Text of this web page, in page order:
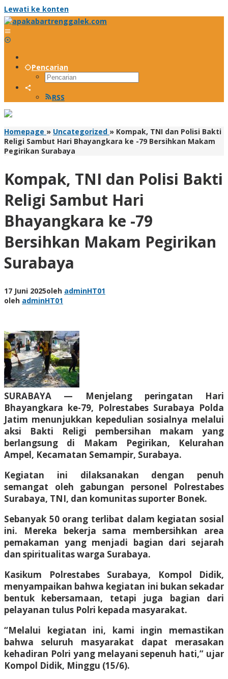
Lewati ke konten
Pencarian
RSS
Homepage » Uncategorized » Kompak, TNI dan Polisi Bakti
Religi Sambut Hari Bhayangkara ke -79 Bersihkan Makam
Pegirikan Surabaya
Kompak, TNI dan Polisi Bakti
Religi Sambut Hari
Bhayangkara ke -79
Bersihkan Makam Pegirikan
Surabaya
17 Juni 2025oleh adminHT01
oleh adminHT01
SURABAYA — Menjelang peringatan Hari
Bhayangkara ke-79, Polrestabes Surabaya Polda
Jatim menunjukkan kepedulian sosialnya melalui
aksi Bakti Religi pembersihan makam yang
berlangsung di Makam Pegirikan, Kelurahan
Ampel, Kecamatan Semampir, Surabaya.
Kegiatan ini dilaksanakan dengan penuh
semangat oleh gabungan personel Polrestabes
Surabaya, TNI, dan komunitas suporter Bonek.
Sebanyak 50 orang terlibat dalam kegiatan sosial
ini. Mereka bekerja sama membersihkan area
pemakaman yang menjadi bagian dari sejarah
dan spiritualitas warga Surabaya.
Kasikum Polrestabes Surabaya, Kompol Didik,
menyampaikan bahwa kegiatan ini bukan sekadar
bentuk kebersamaan, tetapi juga bagian dari
pelayanan tulus Polri kepada masyarakat.
“Melalui kegiatan ini, kami ingin memastikan
bahwa seluruh masyarakat dapat merasakan
kehadiran Polri yang melayani sepenuh hati,” ujar
Kompol Didik, Minggu (15/6).